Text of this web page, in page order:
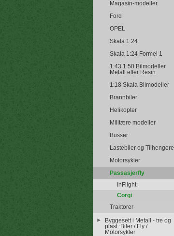
Magasin-modeller
Ford
OPEL
Skala 1:24
Skala 1:24 Formel 1
1:43 1:50 Bilmodeller
Metall eller Resin
1:18 Skala Bilmodeller
Brannbiler
Helikopter
Militære modeller
Busser
Lastebiler og Tilhengere
Motorsykler
Passasjerfly
InFlight
Corgi
Traktorer
Byggesett i Metall - tre og
plast :Biler / Fly /
Motorsykler